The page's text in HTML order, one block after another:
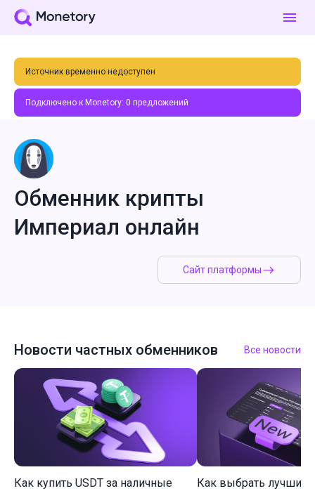
Источник временно недоступен
Подключено к Monetory: 0 предложений
Сайт платформы
Обменник крипты
Империал онлайн
Новости частных обменников Все новости
Как купить USDT за наличные
Как выбрать лучший